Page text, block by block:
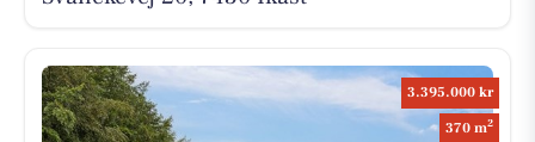
3.395.000 kr
370 m2